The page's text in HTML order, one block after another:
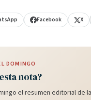
Facebook X
DOMINGO
nota?
el resumen editorial de